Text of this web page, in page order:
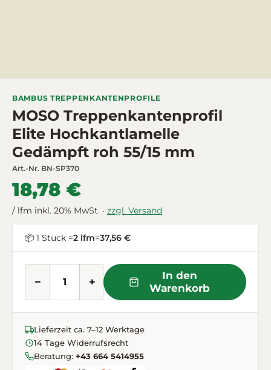
BAMBUS TREPPENKANTENPROFILE
MOSO Treppenkantenprofil
Elite Hochkantlamelle
Gedämpft roh 55/15 mm
Art.-Nr. BN-SP370
18,78 €
/ lfm inkl. 20% MwSt. · zzgl. Versand
📦 1 Stück =2 lfm=37,56 €
− +
In den
Warenkorb
Lieferzeit ca. 7–12 Werktage
14 Tage Widerrufsrecht
Beratung: +43 664 5414955